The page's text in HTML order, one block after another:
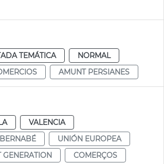
TEMÁTICA
NORMAL
AMUNT PERSIANES
VALENCIA
UNIÓN EUROPEA
GENERATION
COMERÇOS